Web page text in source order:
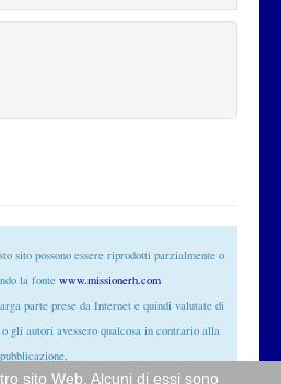
sito possono essere riprodotti parzialmente o
la fonte www.missionerh.com
parte prese da Internet e quindi valutate di
gli autori avessero qualcosa in contrario alla
pubblicazione,
redazione (info@missionerh.it ) che provvederà
sito Web. Alcuni di essi sono